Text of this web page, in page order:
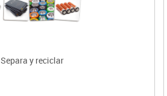
Separa y reciclar